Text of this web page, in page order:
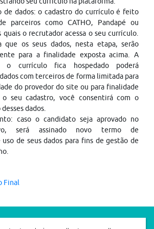
de dados: o cadastro do currículo é feito
parceiros como CATHO, Pandapé ou
quais o recrutador acessa o seu currículo.
que os seus dados, nesta etapa, serão
para a finalidade exposta acima. A
o currículo fica hospedado poderá
com terceiros de forma limitada para
do provedor do site ou para finalidade
seu cadastro, você consentirá com o
dados.
caso o candidato seja aprovado no
será assinado novo termo de
de seus dados para fins de gestão de
Final
SEDE CEJAM